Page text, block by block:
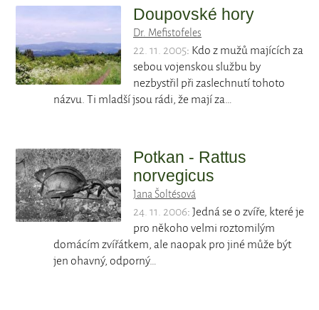
Doupovské hory
Dr. Mefistofeles
22. 11. 2005: Kdo z mužů majících za
sebou vojenskou službu by
nezbystřil při zaslechnutí tohoto
názvu. Ti mladší jsou rádi, že mají za…
Potkan - Rattus
norvegicus
Jana Šoltésová
24. 11. 2006: Jedná se o zvíře, které je
pro někoho velmi roztomilým
domácím zvířátkem, ale naopak pro jiné může být
jen ohavný, odporný…